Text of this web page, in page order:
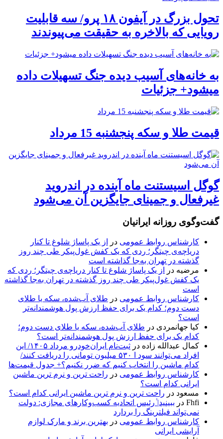
تحول بزرگ در آیفون ۱۸ پرو/ سه قابلیت
رویایی که بالاخره به حقیقت می‌پیوندند
به خانه‌های آسیب دیده جنگ تسهیلات داده
میشود+ جزئیات
قیمت طلا و سکه پنجشنبه 15 مرداد
گوگل اسیستنت ماه آینده در اندروید
غیرفعال و جمینای جایگزین آن می‌شود
گفت‌وگوی روزانه ایرانیان
کارشناس روابط عمومی در
از یک پاساژ شلوغ تا کنار
دریاچه‌ی چیتگر؛ ردی که یک کفش غول‌پیکر طی چند روز
گذشته در تهران به‌جا گذاشته است
مرضیه در
از یک پاساژ شلوغ تا کنار دریاچه‌ی چیتگر؛ ردی که
یک کفش غول‌پیکر طی چند روز گذشته در تهران به‌جا گذاشته
است
کارشناس روابط عمومی در طلای آب‌شده، سکه یا طلای
دست دوم؛ کدام یک برای حفظ ارزش پول هوشمندانه‌تر
است؟
کیا جهانمردی در طلای آب‌شده، سکه یا طلای دست دوم؛
کدام یک برای حفظ ارزش پول هوشمندانه‌تر است؟
کمال عبدالله زاده در
ثبت‌نام ایران‌خودرو مرداد ۱۴۰۵/ این
افراد می‌توانند سود ا ۵۳۰ میلیون تومانی را دریافت کنند/
کدام ماشین را انتخاب کنیم که ضرر نکنیم؟+ جدول قیمت‌ها
کارشناس روابط عمومی در راحت ترین و نرم ترین ماشین
ایرانی کدام است؟
مسعود در راحت ترین و نرم ترین ماشین ایرانی کدام است؟
Fhfi در ببینید| ٰرئیس اتحادیه کسب‌وکارهای مجازی: دولت
نمی‌تواند فیلترینگ را بردارد
کارشناس روابط عمومی در بهترین برند و مارک لوازم
آرایشی ایرانی